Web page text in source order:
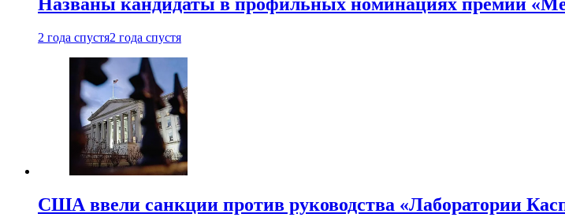
Названы кандидаты в профильных номинациях премии
2 года спустя2 года спустя
США ввели санкции против руководства «Лаборатории